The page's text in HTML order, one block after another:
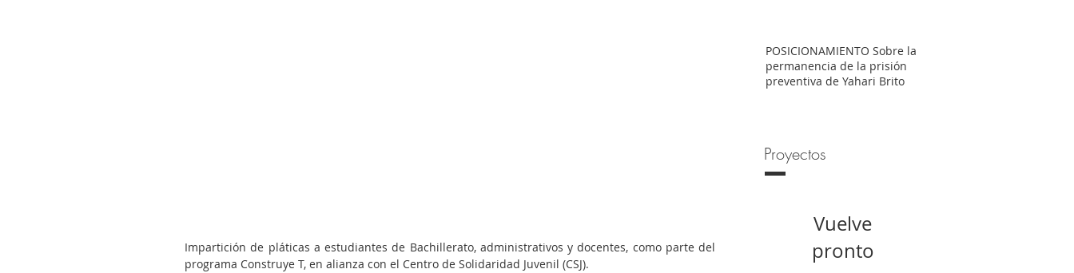
Impartición de pláticas a estudiantes de Bachillerato, administrativos y docentes, como parte del
programa Construye T, en alianza con el Centro de Solidaridad Juvenil (CSJ).
POSICIONAMIENTO Sobre la
permanencia de la prisión
preventiva de Yahari Brito
Proyectos
Vuelve
pronto